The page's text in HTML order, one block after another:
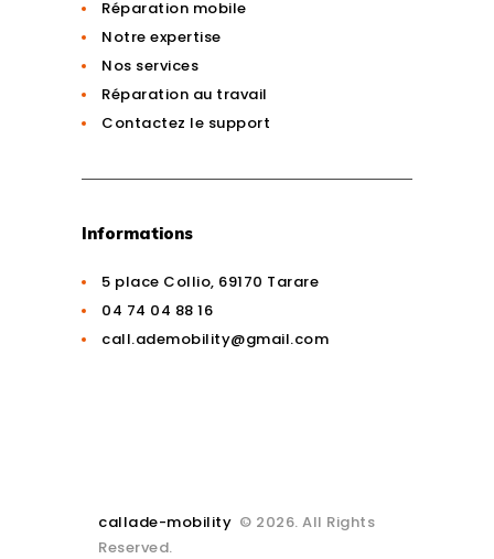
Réparation mobile
Notre expertise
Nos services
Réparation au travail
Contactez le support
Informations
5 place Collio, 69170 Tarare
04 74 04 88 16
call.ademobility@gmail.com
callade-mobility © 2026. All Rights
Reserved.